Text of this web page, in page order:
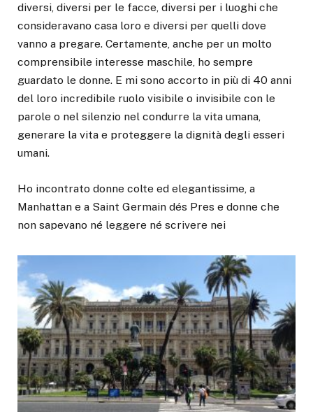
diversi, diversi per le facce, diversi per i luoghi che
consideravano casa loro e diversi per quelli dove
vanno a pregare. Certamente, anche per un molto
comprensibile interesse maschile, ho sempre
guardato le donne. E mi sono accorto in più di 40 anni
del loro incredibile ruolo visibile o invisibile con le
parole o nel silenzio nel condurre la vita umana,
generare la vita e proteggere la dignità degli esseri
umani.
Ho incontrato donne colte ed elegantissime, a
Manhattan e a Saint Germain dés Pres e donne che
non sapevano né leggere né scrivere nei